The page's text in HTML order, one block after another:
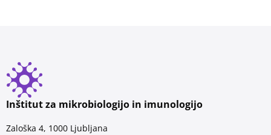
Inštitut za mikrobiologijo in imunologijo
Zaloška 4, 1000 Ljubljana